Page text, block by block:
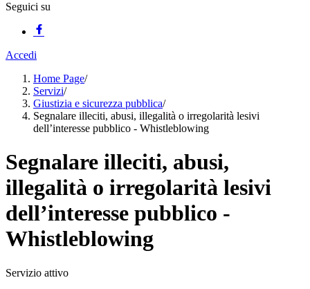
Seguici su
Accedi
Home Page/
Servizi/
Giustizia e sicurezza pubblica/
Segnalare illeciti, abusi, illegalità o irregolarità lesivi
dell’interesse pubblico - Whistleblowing
Segnalare illeciti, abusi,
illegalità o irregolarità lesivi
dell’interesse pubblico -
Whistleblowing
Servizio attivo